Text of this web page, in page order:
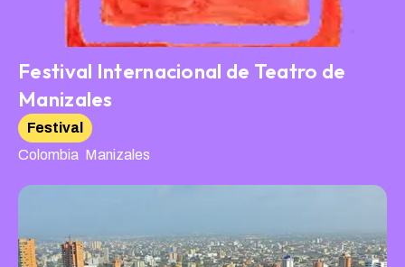
Festival Internacional de Teatro de
Manizales
Festival
Colombia Manizales